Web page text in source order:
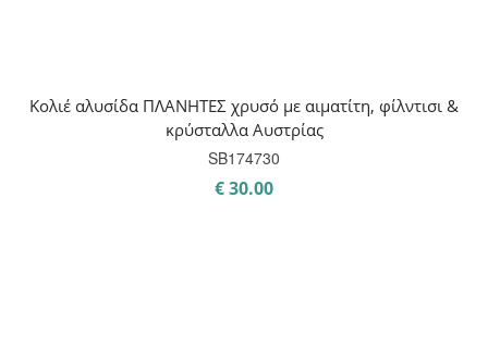
Κολιέ αλυσίδα ΠΛΑΝΗΤΕΣ χρυσό με αιματίτη, φίλντισι &
κρύσταλλα Αυστρίας
SB174730
€30.00